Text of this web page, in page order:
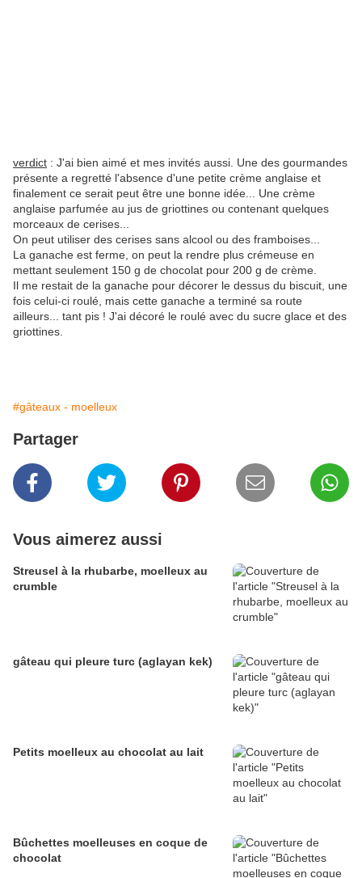
verdict : J'ai bien aimé et mes invités aussi. Une des gourmandes
présente a regretté l'absence d'une petite crème anglaise et
finalement ce serait peut être une bonne idée... Une crème
anglaise parfumée au jus de griottines ou contenant quelques
morceaux de cerises...
On peut utiliser des cerises sans alcool ou des framboises...
La ganache est ferme, on peut la rendre plus crémeuse en
mettant seulement 150 g de chocolat pour 200 g de crème.
Il me restait de la ganache pour décorer le dessus du biscuit, une
fois celui-ci roulé, mais cette ganache a terminé sa route
ailleurs... tant pis ! J'ai décoré le roulé avec du sucre glace et des
griottines.
#gâteaux - moelleux
Partager
Vous aimerez aussi
Streusel à la rhubarbe, moelleux au
crumble
gâteau qui pleure turc (aglayan kek)
Petits moelleux au chocolat au lait
Bûchettes moelleuses en coque de
chocolat